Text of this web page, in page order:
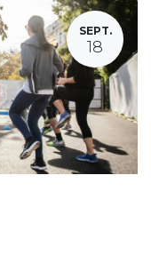
SEPT.
18